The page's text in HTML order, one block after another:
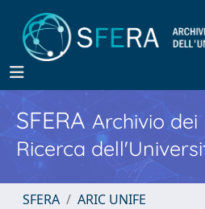
SFERA Archivio
Ricerca
SFERA
ARIC UNIFE